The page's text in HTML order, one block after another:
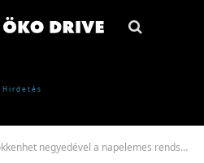
negyedével a napelemes rendszerek telepítése